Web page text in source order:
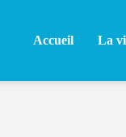
Accueil La